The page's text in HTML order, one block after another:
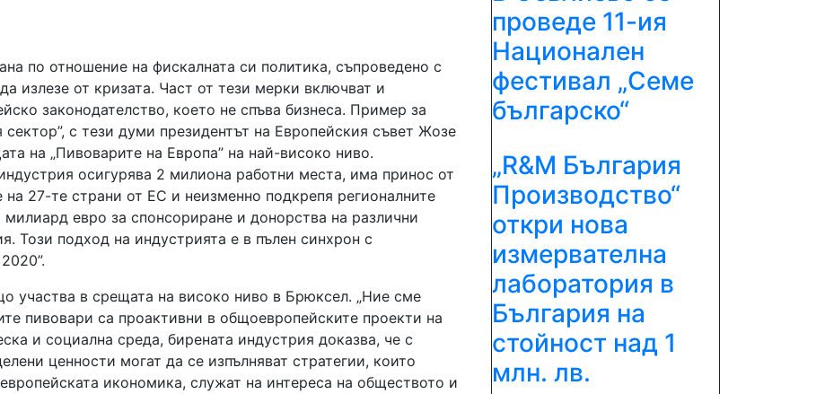
по отношение на фискалната си политика, съпроведено с
излезе от кризата. Част от тези мерки включват и
законодателство, което не спъва бизнеса. Пример за
с тези думи президентът на Европейския съвет Жозе
на „Пивоварите на Европа” на най-високо ниво.
осигурява 2 милиона работни места, има принос от
27-те страни от ЕС и неизменно подкрепя регионалните
евро за спонсориране и донорства на различни
Този подход на индустрията е в пълен синхрон с
участва в срещата на високо ниво в Брюксел. „Ние сме
пивовари са проактивни в общоевропейските проекти на
и социална среда, бирената индустрия доказва, че с
ценности могат да се изпълняват стратегии, които
икономика, служат на интереса на обществото и
проведе 11-ия
Национален
фестивал „Семе
българско“
„R&М България
Производство“
откри нова
измервателна
лаборатория в
България на
стойност над 1
млн. лв.